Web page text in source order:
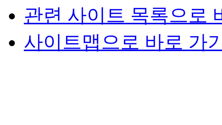
관련 사이트 목록으로
사이트맵으로 바로 가